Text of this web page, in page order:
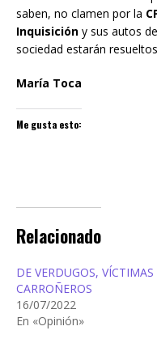
saben, no clamen por la
Inquisición y sus autos
sociedad estarán
María Toca
Me gusta esto:
Relacionado
DE VERDUGOS, VÍCTIMAS
CARROÑEROS
16/07/2022
En «Opinión»